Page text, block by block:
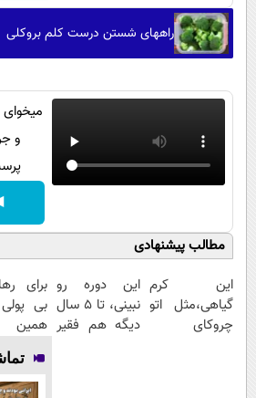
راههای شستن درست کلم بروکلی
و
مطالب پیشنهادی
این کرم
گیاهی،مثل اتو
چروکای
این دوره رو
نبینی، تا 5 سال
دیگه هم فقیر
برای
بی
همین
رایگان
کن)